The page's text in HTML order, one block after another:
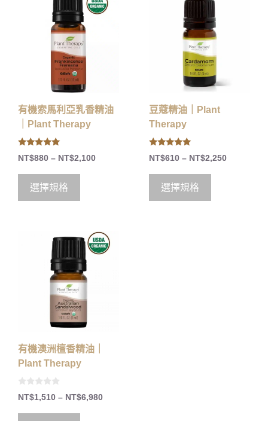
有機索馬利亞乳香精油
｜Plant Therapy
5.00
out of 5
NT$880 – NT$2,100
選擇規格
豆蔻精油｜Plant
Therapy
5.00
out of 5
NT$610 – NT$2,250
選擇規格
有機澳洲檀香精油｜
Plant Therapy
0
o
t
NT$1,510 – NT$6,980